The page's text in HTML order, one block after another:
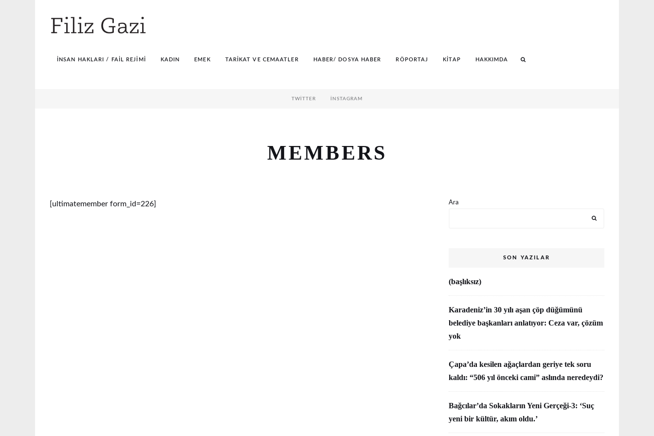
İNSAN HAKLARI / FAIL REJIMI KADIN EMEK TARIKAT VE CEMAATLER HABER/ DOSYA HABER RÖPORTAJ KITAP HAKKIMDA
TWITTER İNSTAGRAM
MEMBERS
[ultimatemember form_id=226] Ara
SON YAZILAR
(başlıksız)
Karadeniz’in 30 yılı aşan çöp düğümünü
belediye başkanları anlatıyor: Ceza var, çözüm
yok
Çapa’da kesilen ağaçlardan geriye tek soru
kaldı: “506 yıl önceki cami” aslında neredeydi?
Bağcılar’da Sokakların Yeni Gerçeği-3: ‘Suç
yeni bir kültür, akım oldu.’